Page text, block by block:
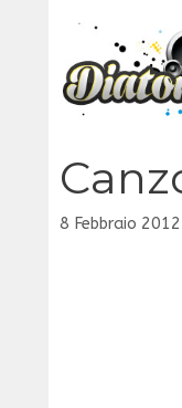
contenuto
8 Febbraio 2012